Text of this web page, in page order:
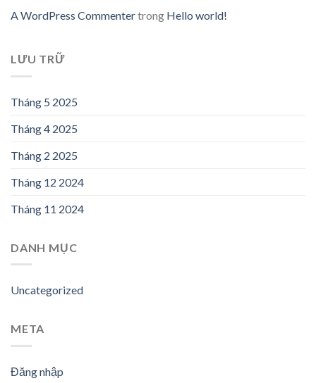
A WordPress Commentertrong Hello world!
LƯU TRỮ
Tháng 5 2025
Tháng 4 2025
Tháng 2 2025
Tháng 12 2024
Tháng 11 2024
DANH MỤC
Uncategorized
META
Đăng nhập